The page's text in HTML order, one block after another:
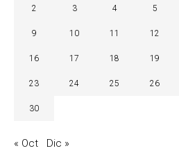
2 3 4 5
9 10 11 12
16 17 18 19
23 24 25 26
30
« Oct Dic »